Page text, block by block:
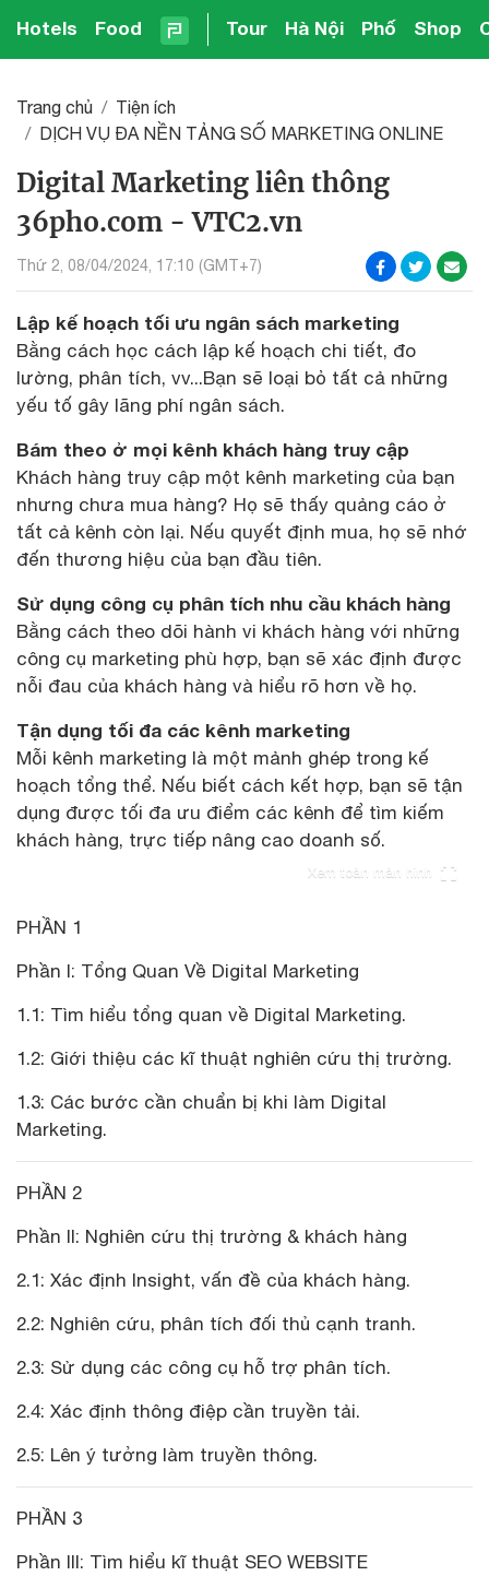
Hotels Food Tour Hà Nội Phố Shop
Trang chủ
Tiện ích
DỊCH VỤ ĐA NỀN TẢNG SỐ MARKETING ONLINE
Digital Marketing liên thông
36pho.com - VTC2.vn
Thứ 2, 08/04/2024, 17:10 (GMT+7)
Lập kế hoạch tối ưu ngân sách marketing
Bằng cách học cách lập kế hoạch chi tiết, đo
lường, phân tích, vv...Bạn sẽ loại bỏ tất cả những
yếu tố gây lãng phí ngân sách.
Bám theo ở mọi kênh khách hàng truy cập
Khách hàng truy cập một kênh marketing của bạn
nhưng chưa mua hàng? Họ sẽ thấy quảng cáo ở
tất cả kênh còn lại. Nếu quyết định mua, họ sẽ nhớ
đến thương hiệu của bạn đầu tiên.
Sử dụng công cụ phân tích nhu cầu khách hàng
Bằng cách theo dõi hành vi khách hàng với những
công cụ marketing phù hợp, bạn sẽ xác định được
nỗi đau của khách hàng và hiểu rõ hơn về họ.
Tận dụng tối đa các kênh marketing
Mỗi kênh marketing là một mảnh ghép trong kế
hoạch tổng thể. Nếu biết cách kết hợp, bạn sẽ tận
dụng được tối đa ưu điểm các kênh để tìm kiếm
khách hàng, trực tiếp nâng cao doanh số.
Xem toàn màn hình
PHẦN 1
Phần I: Tổng Quan Về Digital Marketing
1.1: Tìm hiểu tổng quan về Digital Marketing.
1.2: Giới thiệu các kĩ thuật nghiên cứu thị trường.
1.3: Các bước cần chuẩn bị khi làm Digital
Marketing.
PHẦN 2
Phần II: Nghiên cứu thị trường & khách hàng
2.1: Xác định Insight, vấn đề của khách hàng.
2.2: Nghiên cứu, phân tích đối thủ cạnh tranh.
2.3: Sử dụng các công cụ hỗ trợ phân tích.
2.4: Xác định thông điệp cần truyền tải.
2.5: Lên ý tưởng làm truyền thông.
PHẦN 3
Phần III: Tìm hiểu kĩ thuật SEO WEBSITE